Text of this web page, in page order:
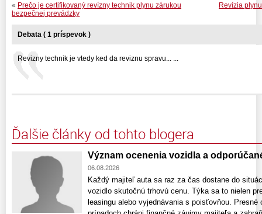
Revízia
« Prečo je certifikovaný revízny technik plynu zárukou
bezpečnej prevádzky
Debata ( 1 príspevok )
Revizny technik je vtedy ked da reviznu spravu... ...
Ďalšie články od tohto blogera
Význam ocenenia vozidla a
06.08.2026
Každý majiteľ auta sa raz za čas dostane do
vozidlo skutočnú trhovú cenu. Týka sa to nielen
leasingu alebo vyjednávania s poisťovňou.